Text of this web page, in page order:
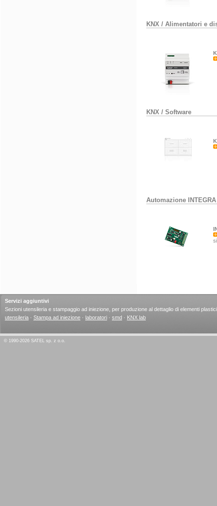
KNX / Alimentatori e
KNX / Software
Automazione INTEGRA
Servizi aggiuntivi
Sezioni utensileria e stampaggio ad iniezione, per produzione al dettaglio di elementi
utensileria · Stampa ad iniezione · laboratori · smd · KNX lab
© 1990-2026 SATEL sp. z o.o.